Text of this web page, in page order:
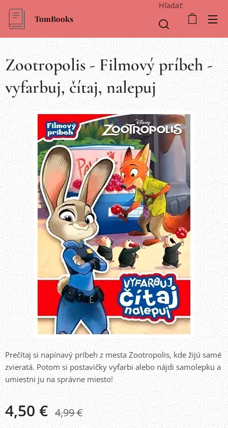
TomBooks
Hľadať
Zootropolis - Filmový príbeh -
vyfarbuj, čítaj, nalepuj
Prečítaj si napínavý príbeh z mesta Zootropolis, kde žijú samé
zvieratá. Potom si postavičky vyfarbi alebo nájdi samolepku a
umiestni ju na správne miesto!
4,50 € 4,99€